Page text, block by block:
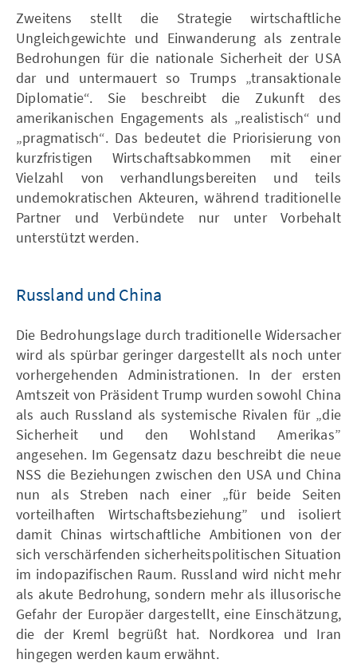
Zweitens stellt die Strategie wirtschaftliche
Ungleichgewichte und Einwanderung als zentrale
Bedrohungen für die nationale Sicherheit der USA
dar und untermauert so Trumps „transaktionale
Diplomatie“. Sie beschreibt die Zukunft des
amerikanischen Engagements als „realistisch“ und
„pragmatisch“. Das bedeutet die Priorisierung von
kurzfristigen Wirtschaftsabkommen mit einer
Vielzahl von verhandlungsbereiten und teils
undemokratischen Akteuren, während traditionelle
Partner und Verbündete nur unter Vorbehalt
unterstützt werden.
Russland und China
Die Bedrohungslage durch traditionelle Widersacher
wird als spürbar geringer dargestellt als noch unter
vorhergehenden Administrationen. In der ersten
Amtszeit von Präsident Trump wurden sowohl China
als auch Russland als systemische Rivalen für „die
Sicherheit und den Wohlstand Amerikas”
angesehen. Im Gegensatz dazu beschreibt die neue
NSS die Beziehungen zwischen den USA und China
nun als Streben nach einer „für beide Seiten
vorteilhaften Wirtschaftsbeziehung” und isoliert
damit Chinas wirtschaftliche Ambitionen von der
sich verschärfenden sicherheitspolitischen Situation
im indopazifischen Raum. Russland wird nicht mehr
als akute Bedrohung, sondern mehr als illusorische
Gefahr der Europäer dargestellt, eine Einschätzung,
die der Kreml begrüßt hat. Nordkorea und Iran
hingegen werden kaum erwähnt.